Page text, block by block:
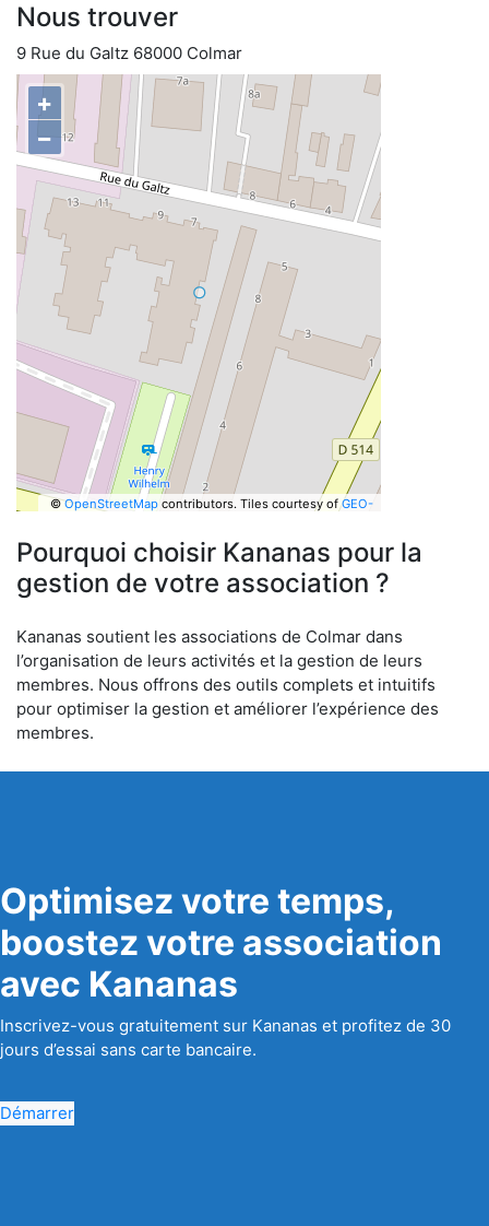
Nous trouver
9 Rue du Galtz 68000 Colmar
+
−
©OpenStreetMapcontributors. Tiles courtesy ofGEO-
Pourquoi choisir Kananas pour la
gestion de votre association ?
Kananas soutient les associations de Colmar dans
l’organisation de leurs activités et la gestion de leurs
membres. Nous offrons des outils complets et intuitifs
pour optimiser la gestion et améliorer l’expérience des
membres.
Optimisez votre temps,
boostez votre association
avec Kananas
Inscrivez-vous gratuitement sur Kananas et profitez de 30
jours d’essai sans carte bancaire.
Démarrer